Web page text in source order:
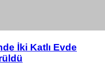
İki Katlı Evde